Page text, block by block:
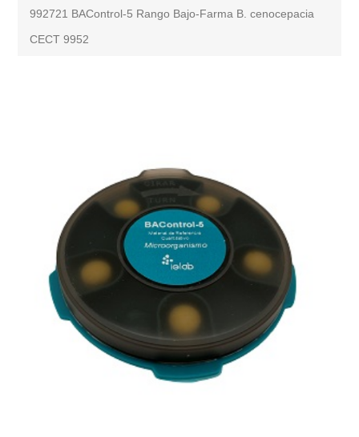
992721 BAControl-5 Rango Bajo-Farma B. cenocepacia
CECT 9952